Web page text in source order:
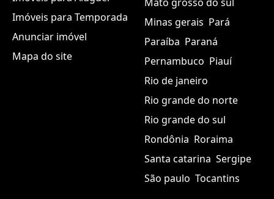
Imóveis para Temporada
Anunciar imóvel
Mapa do site
Minas gerais Pará
Paraíba Paraná
Pernambuco Piauí
Rio de janeiro
Rio grande do norte
Rio grande do sul
Rondônia Roraima
Santa catarina Sergipe
São paulo Tocantins